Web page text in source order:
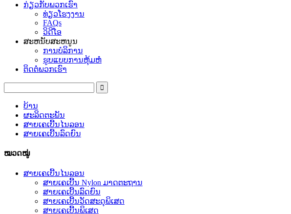
ກ່ຽວ​ກັບ​ພວກ​ເຮົາ
ທ່ຽວໂຮງງານ
FAQs
ວິດີໂອ
ສະຫນັບສະຫນູນ
ການບໍລິການ
ຮູບແບບການຫຸ້ມຫໍ່
ຕິດ​ຕໍ່​ພວກ​ເຮົາ
ບ້ານ
ຜະລິດຕະພັນ
ສາຍເຄເບີ້ນໄນລອນ
ສາຍເຄເບີ້ນລົດຍົນ
ໝວດໝູ່
ສາຍເຄເບີ້ນໄນລອນ
ສາຍເຄເບີ້ນ Nylon ມາດຕະຖານ
ສາຍເຄເບີ້ນລົດຍົນ
ສາຍເຄເບີ້ນວັດສະດຸພິເສດ
ສາຍເຄເບີ້ນພິເສດ